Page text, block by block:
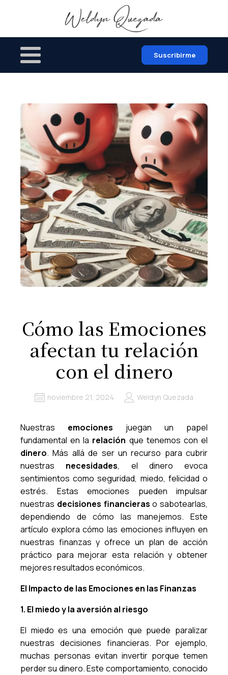
Suscribirme
Cómo las Emociones
afectan tu relación
con el dinero
noviembre 21, 2024 Weldyn Quezada
Nuestras emociones juegan un papel
fundamental en la relación que tenemos con el
dinero. Más allá de ser un recurso para cubrir
nuestras necesidades, el dinero evoca
sentimientos como seguridad, miedo, felicidad o
estrés. Estas emociones pueden impulsar
nuestras decisiones financieras o sabotearlas,
dependiendo de cómo las manejemos. Este
artículo explora cómo las emociones influyen en
nuestras finanzas y ofrece un plan de acción
práctico para mejorar esta relación y obtener
mejores resultados económicos.
El Impacto de las Emociones en las Finanzas
1. El miedo y la aversión al riesgo
El miedo es una emoción que puede paralizar
nuestras decisiones financieras. Por ejemplo,
muchas personas evitan invertir porque temen
perder su dinero. Este comportamiento, conocido